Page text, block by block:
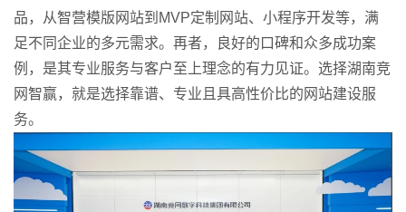
品，从智营模版网站到MVP定制网站、小程序开发等，满
足不同企业的多元需求。再者，良好的口碑和众多成功案
例，是其专业服务与客户至上理念的有力见证。选择湖南竞
网智赢，就是选择靠谱、专业且具高性价比的网站建设服
务。